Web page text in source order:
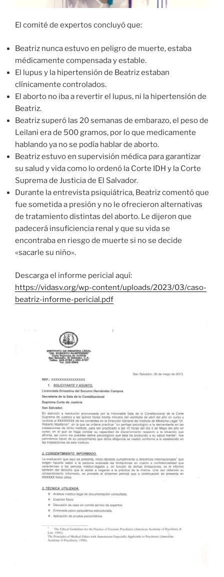
El comité de expertos concluyó que:
Beatriz nunca estuvo en peligro de muerte, estaba
médicamente compensada y estable.
El lupus y la hipertensión de Beatriz estaban
clínicamente controlados.
El aborto no iba a revertir el lupus, ni la hipertensión de
Beatriz.
Beatriz superó las 20 semanas de embarazo, el peso de
Leilani era de 500 gramos, por lo que medicamente
hablando ya no se podía hablar de aborto.
Beatriz estuvo en supervisión médica para garantizar
su salud y vida como lo ordenó la Corte IDH y la Corte
Suprema de Justicia de El Salvador.
Durante la entrevista psiquiátrica, Beatriz comentó que
fue sometida a presión y no le ofrecieron alternativas
de tratamiento distintas del aborto. Le dijeron que
padecerá insuficiencia renal y que su vida se
encontraba en riesgo de muerte si no se decide
«sacarle su niño».
Descarga el informe pericial aquí:
https://vidasv.org/wp-content/uploads/2023/03/caso-
beatriz-informe-pericial.pdf